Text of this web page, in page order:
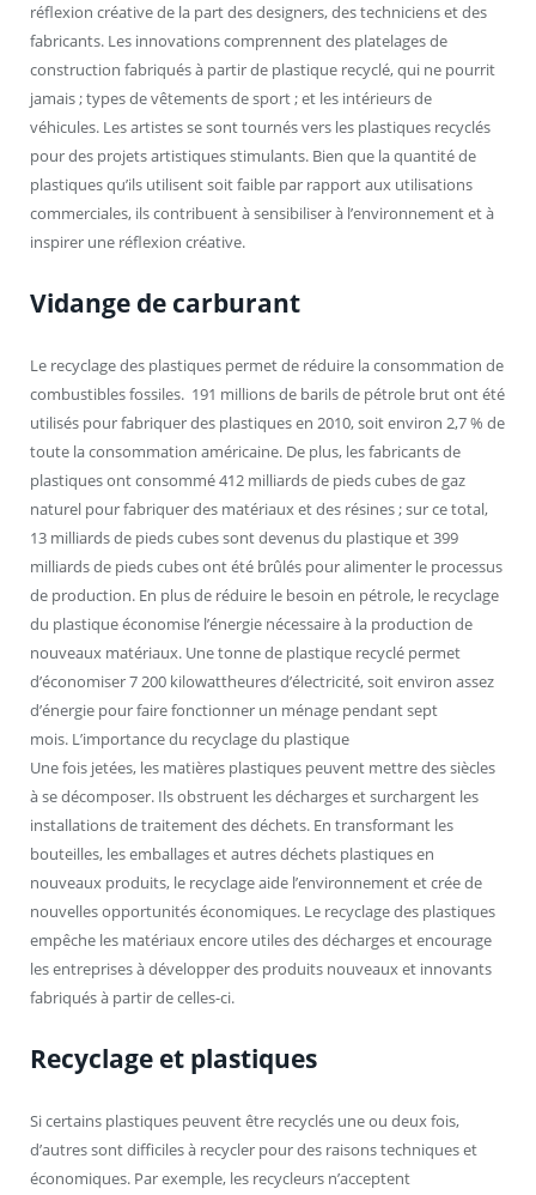
réflexion créative de la part des designers, des techniciens et des
fabricants. Les innovations comprennent des platelages de
construction fabriqués à partir de plastique recyclé, qui ne pourrit
jamais ; types de vêtements de sport ; et les intérieurs de
véhicules. Les artistes se sont tournés vers les plastiques recyclés
pour des projets artistiques stimulants. Bien que la quantité de
plastiques qu’ils utilisent soit faible par rapport aux utilisations
commerciales, ils contribuent à sensibiliser à l’environnement et à
inspirer une réflexion créative.
Vidange de carburant
Le recyclage des plastiques permet de réduire la consommation de
combustibles fossiles. 191 millions de barils de pétrole brut ont été
utilisés pour fabriquer des plastiques en 2010, soit environ 2,7 % de
toute la consommation américaine. De plus, les fabricants de
plastiques ont consommé 412 milliards de pieds cubes de gaz
naturel pour fabriquer des matériaux et des résines ; sur ce total,
13 milliards de pieds cubes sont devenus du plastique et 399
milliards de pieds cubes ont été brûlés pour alimenter le processus
de production. En plus de réduire le besoin en pétrole, le recyclage
du plastique économise l’énergie nécessaire à la production de
nouveaux matériaux. Une tonne de plastique recyclé permet
d’économiser 7 200 kilowattheures d’électricité, soit environ assez
d’énergie pour faire fonctionner un ménage pendant sept
mois. L’importance du recyclage du plastique
Une fois jetées, les matières plastiques peuvent mettre des siècles
à se décomposer. Ils obstruent les décharges et surchargent les
installations de traitement des déchets. En transformant les
bouteilles, les emballages et autres déchets plastiques en
nouveaux produits, le recyclage aide l’environnement et crée de
nouvelles opportunités économiques. Le recyclage des plastiques
empêche les matériaux encore utiles des décharges et encourage
les entreprises à développer des produits nouveaux et innovants
fabriqués à partir de celles-ci.
Recyclage et plastiques
Si certains plastiques peuvent être recyclés une ou deux fois,
d’autres sont difficiles à recycler pour des raisons techniques et
économiques. Par exemple, les recycleurs n’acceptent